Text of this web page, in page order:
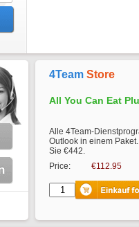
4Team Store
All You Can Eat
Alle 4Team-
Outlook in einem
Sie €442.
Price:
€112.95